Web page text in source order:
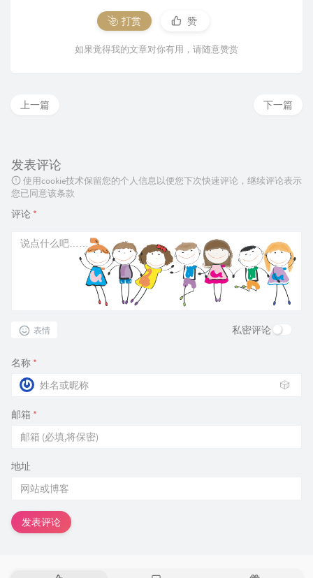
打赏 赞
如果觉得我的文章对你有用，请随意赞赏
下一篇
上一篇
发表评论
使用cookie技术保留您的个人信息以便您下次快速评论，继续评论表示
您已同意该条款
评论 *
表情 私密评论
名称 *
🎲
邮箱 *
地址
发表评论